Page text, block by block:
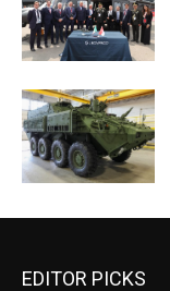
EDITOR PICKS